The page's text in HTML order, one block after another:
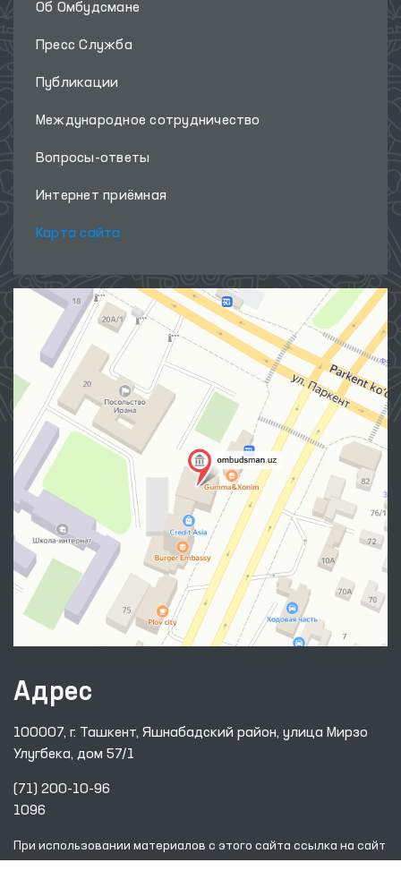
Об Омбудсмане
Пресс Служба
Публикации
Международное сотрудничество
Вопросы-ответы
Интернет приёмная
Карта сайта
Адрес
100007, г. Ташкент, Яшнабадский район, улица Мирзо
Улугбека, дом 57/1
(71) 200-10-96
1096
При использовании материалов с этого сайта ссылка на сайт